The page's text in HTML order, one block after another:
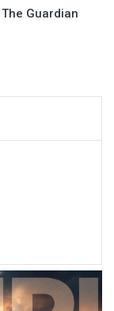
The Guardian